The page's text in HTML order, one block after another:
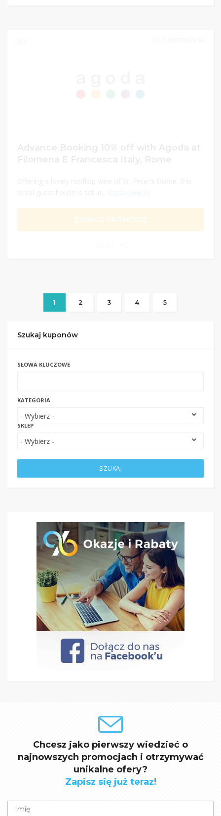
ZOBACZ PROMOCJĘ
1 2 3 4 5
Szukaj kuponów
SŁOWA KLUCZOWE
KATEGORIA
SKLEP
SZUKAJ
Chcesz jako pierwszy wiedzieć o
najnowszych promocjach i otrzymywać
unikalne ofery?
Zapisz się już teraz!